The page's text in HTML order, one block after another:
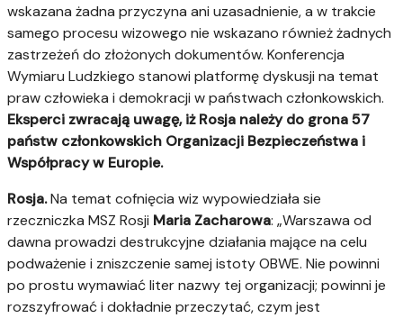
wskazana żadna przyczyna ani uzasadnienie, a w trakcie
samego procesu wizowego nie wskazano również żadnych
zastrzeżeń do złożonych dokumentów. Konferencja
Wymiaru Ludzkiego stanowi platformę dyskusji na temat
praw człowieka i demokracji w państwach członkowskich.
Eksperci zwracają uwagę, iż Rosja należy do grona 57
państw członkowskich Organizacji Bezpieczeństwa i
Współpracy w Europie.
Rosja.Na temat cofnięcia wiz wypowiedziała sie
rzeczniczka MSZ Rosji Maria Zacharowa: „Warszawa od
dawna prowadzi destrukcyjne działania mające na celu
podważenie i zniszczenie samej istoty OBWE. Nie powinni
po prostu wymawiać liter nazwy tej organizacji; powinni je
rozszyfrować i dokładnie przeczytać, czym jest